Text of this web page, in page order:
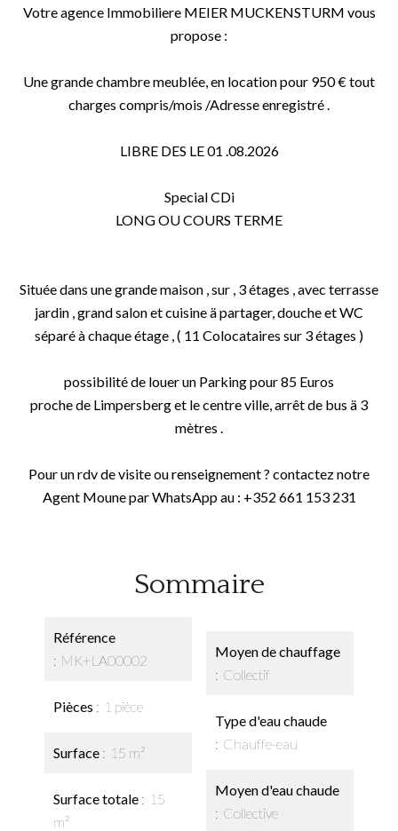
Votre agence Immobiliere MEIER MUCKENSTURM vous
propose :
Une grande chambre meublée, en location pour 950 € tout
charges compris/mois /Adresse enregistré .
LIBRE DES LE 01 .08.2026
Special CDi
LONG OU COURS TERME
Située dans une grande maison , sur , 3 étages , avec terrasse
jardin , grand salon et cuisine ä partager, douche et WC
séparé à chaque étage , ( 11 Colocataires sur 3 étages )
possibilité de louer un Parking pour 85 Euros
proche de Limpersberg et le centre ville, arrêt de bus ä 3
mètres .
Pour un rdv de visite ou renseignement ? contactez notre
Agent Moune par WhatsApp au : +352 661 153 231
Sommaire
Référence
MK+LA00002
Pièces 1 pièce
Surface 15 m²
Surface totale
15
m²
Moyen de chauffage
Collectif
Type d'eau chaude
Chauffe-eau
Moyen d'eau chaude
Collective